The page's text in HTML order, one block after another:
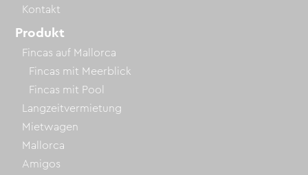
Kontakt
Produkt
Fincas auf Mallorca
Fincas mit Meerblick
Fincas mit Pool
Langzeitvermietung
Mietwagen
Mallorca
Amigos